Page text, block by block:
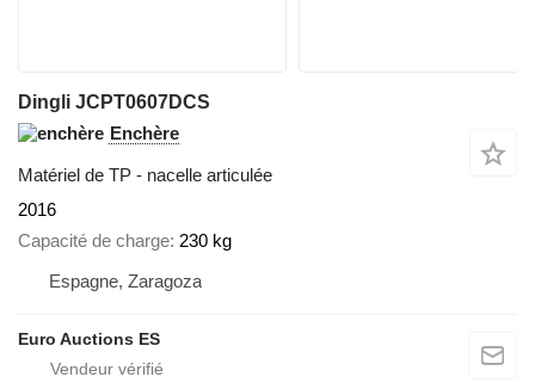
Dingli JCPT0607DCS
Enchère
Matériel de TP - nacelle articulée
2016
Capacité de charge 230 kg
Espagne, Zaragoza
Euro Auctions ES